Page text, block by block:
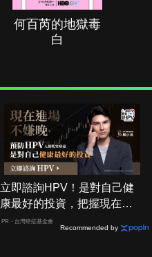
何百芮的地獄毒
白
立即諮詢HPV！是對自己健
康最好的投資，把握現在不
嫌晚！
PR・台灣癌症基金會
Recommended by